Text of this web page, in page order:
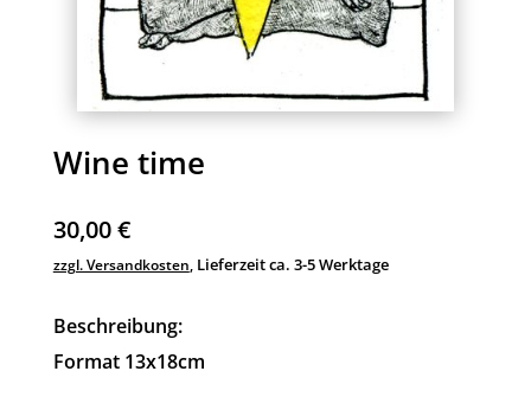
Wine time
30,00€
zzgl. Versandkosten, Lieferzeit ca. 3-5 Werktage
Beschreibung:
Format 13x18cm